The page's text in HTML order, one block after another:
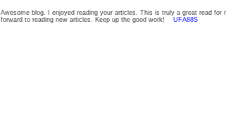
Awesome blog. I enjoyed reading your articles. This is truly a great read for
forward to reading new articles. Keep up the good work! UFA88S